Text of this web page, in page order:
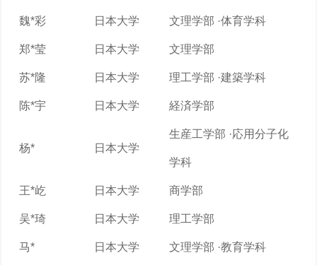
魏*彩 日本大学 文理学部 ·体育学科
郑*莹 日本大学 文理学部
苏*隆 日本大学 理工学部 ·建築学科
陈*宇 日本大学 経済学部
杨* 日本大学
生産工学部 ·応用分子化
学科
王*屹 日本大学 商学部
吴*琦 日本大学 理工学部
马* 日本大学 文理学部 ·教育学科